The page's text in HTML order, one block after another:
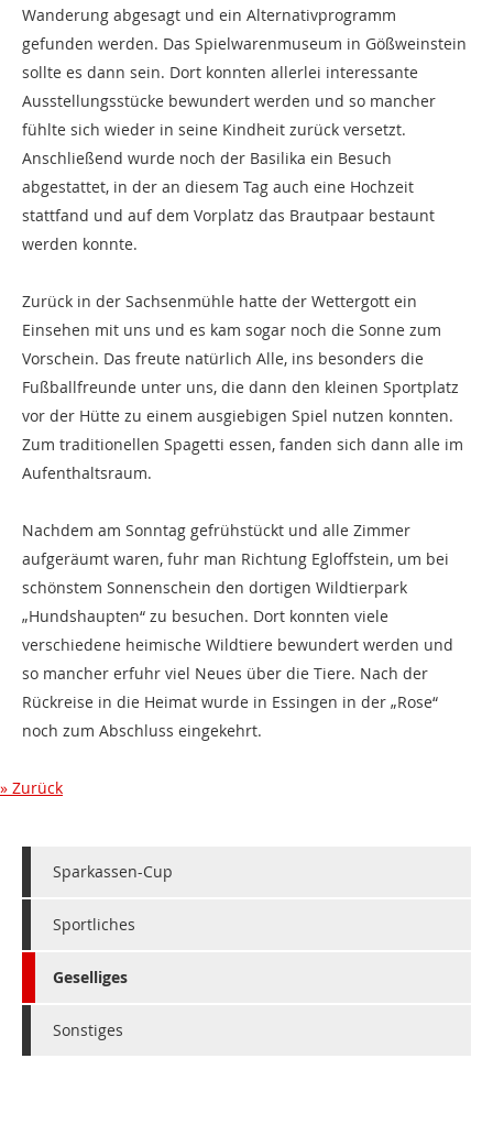
Wanderung abgesagt und ein Alternativprogramm
gefunden werden. Das Spielwarenmuseum in Gößweinstein
sollte es dann sein. Dort konnten allerlei interessante
Ausstellungsstücke bewundert werden und so mancher
fühlte sich wieder in seine Kindheit zurück versetzt.
Anschließend wurde noch der Basilika ein Besuch
abgestattet, in der an diesem Tag auch eine Hochzeit
stattfand und auf dem Vorplatz das Brautpaar bestaunt
werden konnte.
Zurück in der Sachsenmühle hatte der Wettergott ein
Einsehen mit uns und es kam sogar noch die Sonne zum
Vorschein. Das freute natürlich Alle, ins besonders die
Fußballfreunde unter uns, die dann den kleinen Sportplatz
vor der Hütte zu einem ausgiebigen Spiel nutzen konnten.
Zum traditionellen Spagetti essen, fanden sich dann alle im
Aufenthaltsraum.
Nachdem am Sonntag gefrühstückt und alle Zimmer
aufgeräumt waren, fuhr man Richtung Egloffstein, um bei
schönstem Sonnenschein den dortigen Wildtierpark
„Hundshaupten“ zu besuchen. Dort konnten viele
verschiedene heimische Wildtiere bewundert werden und
so mancher erfuhr viel Neues über die Tiere. Nach der
Rückreise in die Heimat wurde in Essingen in der „Rose“
noch zum Abschluss eingekehrt.
Zurück
Sparkassen-Cup
Sportliches
Geselliges
Sonstiges